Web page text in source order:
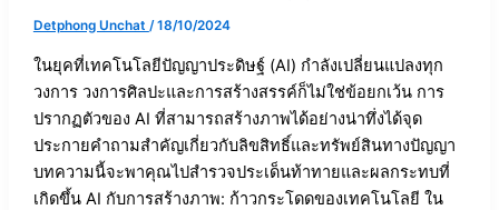
Detphong Unchat /18/10/2024
ในยุคที่เทคโนโลยีปัญญาประดิษฐ์ (AI) กำลังเปลี่ยนแปลงทุก
วงการ วงการศิลปะและการสร้างสรรค์ก็ไม่ใช่ข้อยกเว้น การ
ปรากฏตัวของ AI ที่สามารถสร้างภาพได้อย่างน่าทึ่งได้จุด
ประกายคำถามสำคัญเกี่ยวกับลิขสิทธิ์และทรัพย์สินทางปัญญา
บทความนี้จะพาคุณไปสำรวจประเด็นท้าทายและผลกระทบที่
เกิดขึ้น AI กับการสร้างภาพ: ก้าวกระโดดของเทคโนโลยี ใน